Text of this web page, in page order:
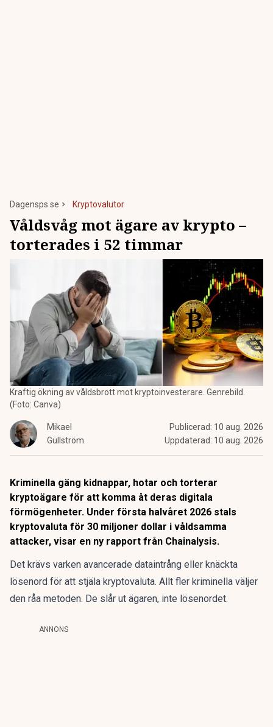
Dagensps.se Kryptovalutor
Våldsvåg mot ägare av krypto –
torterades i 52 timmar
Kraftig ökning av våldsbrott mot kryptoinvesterare. Genrebild.
(Foto: Canva)
Mikael
Gullström
Publicerad: 10 aug. 2026
Uppdaterad: 10 aug. 2026
Kriminella gäng kidnappar, hotar och torterar
kryptoägare för att komma åt deras digitala
förmögenheter. Under första halvåret 2026 stals
kryptovaluta för 30 miljoner dollar i våldsamma
attacker, visar en ny rapport från Chainalysis.
Det krävs varken avancerade dataintrång eller knäckta
lösenord för att stjäla kryptovaluta. Allt fler kriminella väljer
den råa metoden. De slår ut ägaren, inte lösenordet.
ANNONS